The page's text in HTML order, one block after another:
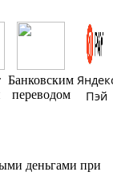
Банковским
переводом
Пэй
деньгами при